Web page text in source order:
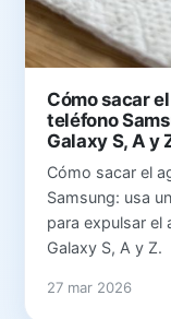
Cómo sacar
teléfono
Galaxy S, A y
Cómo sacar el
Samsung: usa
para expulsar el
Galaxy S, A y Z.
27 mar 2026